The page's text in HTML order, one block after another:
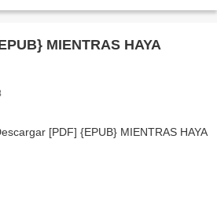
MIENTRAS HAYA